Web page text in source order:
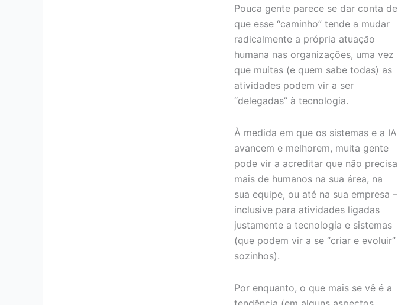
Pouca gente parece se dar conta de
que esse “caminho” tende a mudar
radicalmente a própria atuação
humana nas organizações, uma vez
que muitas (e quem sabe todas) as
atividades podem vir a ser
“delegadas” à tecnologia.
À medida em que os sistemas e a IA
avancem e melhorem, muita gente
pode vir a acreditar que não precisa
mais de humanos na sua área, na
sua equipe, ou até na sua empresa –
inclusive para atividades ligadas
justamente a tecnologia e sistemas
(que podem vir a se “criar e evoluir”
sozinhos).
Por enquanto, o que mais se vê é a